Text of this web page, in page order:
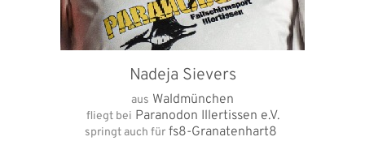
Nadeja Sievers
aus Waldmünchen
fliegt bei Paranodon Illertissen e.V.
springt auch für fs8-Granatenhart8